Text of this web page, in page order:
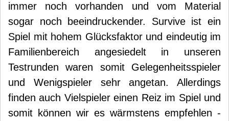
immer noch vorhanden und vom Material
sogar noch beeindruckender. Survive ist ein
Spiel mit hohem Glücksfaktor und eindeutig im
Familienbereich angesiedelt in unseren
Testrunden waren somit Gelegenheitsspieler
und Wenigspieler sehr angetan. Allerdings
finden auch Vielspieler einen Reiz im Spiel und
somit können wir es wärmstens empfehlen -